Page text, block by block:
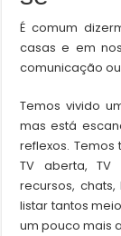
É comum
casas e em
comunicação
Temos vivido
mas está
reflexos.
TV aberta, TV
recursos,
listar tantos
um pouco mais